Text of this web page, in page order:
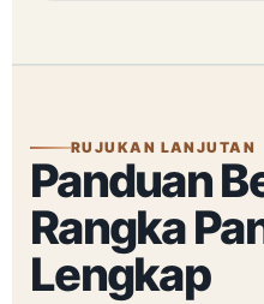
RUJUKAN LANJUTAN
Panduan
Rangka
Lengkap